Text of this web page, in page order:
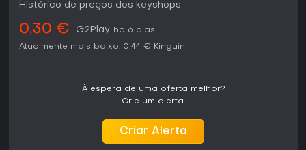
Histórico de preços dos keyshops
0,30 € G2Play há 6 dias
Atualmente mais baixo: 0,44 € Kinguin
À espera de uma oferta melhor?
Crie um alerta.
Criar Alerta